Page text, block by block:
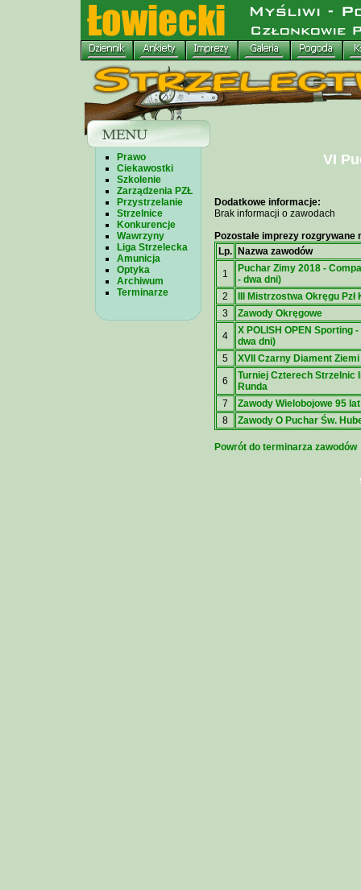
Prawo
Ciekawostki
Szkolenie
Zarządzenia PZŁ
Przystrzelanie
Strzelnice
Konkurencje
Wawrzyny
Liga Strzelecka
Amunicja
Optyka
Archiwum
Terminarze
VI
Dodatkowe informacje:
Brak informacji o zawodach
Pozostałe imprezy rozgrywane
Lp.
Nazwa zawodów
1
Puchar Zimy 2018 -
- dwa dni)
2
III Mistrzostwa Okręgu Pzł
3
Zawody Okręgowe
4
X POLISH OPEN Sporting
dwa dni)
5
XVII Czarny Diament
6
Turniej Czterech Strzelnic
Runda
7
Zawody Wielobojowe 95 lat
8
Zawody O Puchar Św.
Powrót do terminarza zawodów